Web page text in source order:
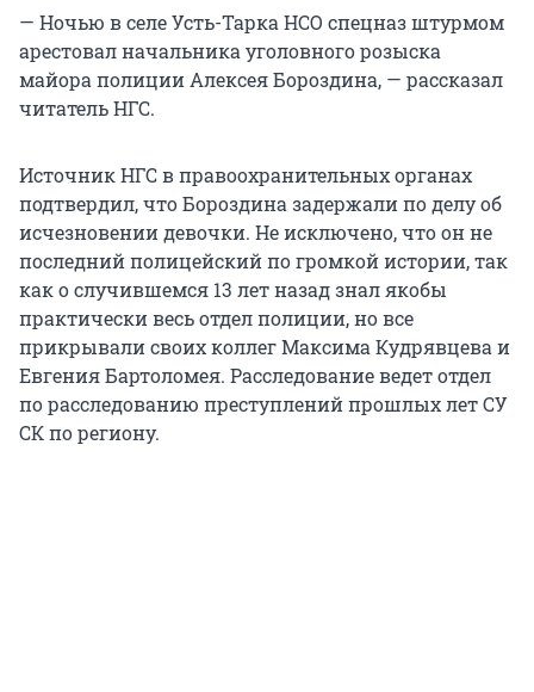
— Ночью в селе Усть-Тарка НСО спецназ штурмом
арестовал начальника уголовного розыска
майора полиции Алексея Бороздина, — рассказал
читатель НГС.
Источник НГС в правоохранительных органах
подтвердил, что Бороздина задержали по делу об
исчезновении девочки. Не исключено, что он не
последний полицейский по громкой истории, так
как о случившемся 13 лет назад знал якобы
практически весь отдел полиции, но все
прикрывали своих коллег Максима Кудрявцева и
Евгения Бартоломея. Расследование ведет отдел
по расследованию преступлений прошлых лет СУ
СК по региону.